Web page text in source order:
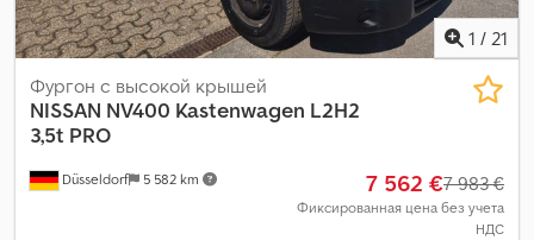
1 / 21
Düsseldorf 5 582 km
Фургон с высокой крышей
NISSAN NV400 Kastenwagen L2H2
3,5t PRO
7 562 €7 983 €
Фиксированная цена без учета
НДС